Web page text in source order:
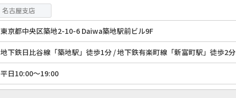
名古屋支店
東京都中央区築地2-10-6 Daiwa築地駅前ビル9F
地下鉄日比谷線「築地駅」徒歩1分 / 地下鉄有楽町線「新富町駅」徒歩2分
平日10:00～19:00